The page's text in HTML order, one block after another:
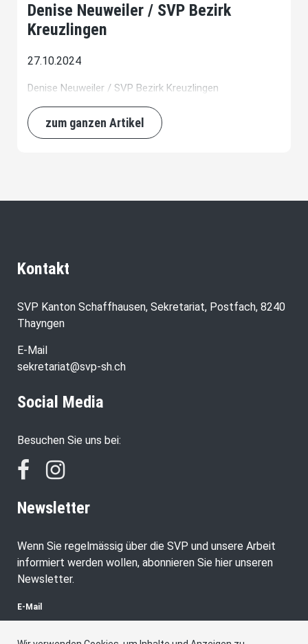
Denise Neuweiler / SVP Bezirk
Kreuzlingen
27.10.2024
Denise Neuweiler / SVP Bezirk Kreuzlingen
zum ganzen Artikel
Kontakt
SVP Kanton Schaffhausen, Sekretariat, Postfach, 8240
Thayngen
E-Mail
sekretariat@svp-sh.ch
Social Media
Besuchen Sie uns bei:
Newsletter
Wenn Sie regelmässig über die SVP und unsere Arbeit
informiert werden wollen, abonnieren Sie hier unseren
Newsletter.
E-Mail